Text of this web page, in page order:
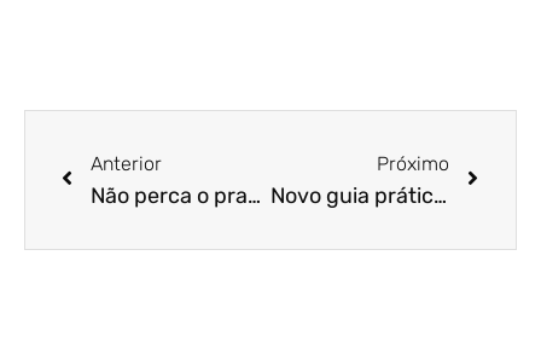
Anterior
Não perca o prazo para entregar a sua Escrituração Digital 2021! Acesse agora e saiba como proceder!
Próximo
Novo guia prático da EFD ICMS/IPI é disponibilizado pelo SPED. Confira!